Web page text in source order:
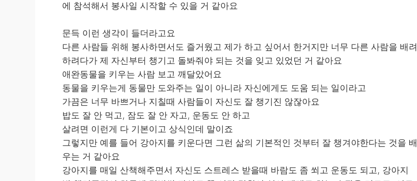
에 참석해서 봉사일 시작할 수 있을 거 같아요
문득 이런 생각이 들더라고요
다른 사람들 위해 봉사하면서도 즐거웠고 제가 하고 싶어서 한거지만 너무 다른 사람을 배려
하려다가 제 자신부터 챙기고 돌봐줘야 되는 것을 잊고 있었던 거 같아요
애완동물을 키우는 사람 보고 깨달았어요
동물을 키우는게 동물만 도와주는 일이 아니라 자신에게도 도움 되는 일이라고
가끔은 너무 바쁘거나 지칠때 사람들이 자신도 잘 챙기진 않잖아요
밥도 잘 안 먹고, 잠도 잘 안 자고, 운동도 안 하고
살려면 이런게 다 기본이고 상식인데 말이죠
그렇지만 예를 들어 강아지를 키운다면 그런 삶의 기본적인 것부터 잘 챙겨야한다는 것을 배
우는 거 같아요
강아지를 매일 산책해주면서 자신도 스트레스 받을때 바람도 좀 쐬고 운동도 되고, 강아지